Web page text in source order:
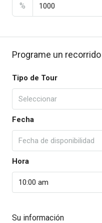
%
Programe un recorrido
Tipo de Tour
Seleccionar
Fecha
Fecha de disponibilidad
Hora
10:00 am
Su información